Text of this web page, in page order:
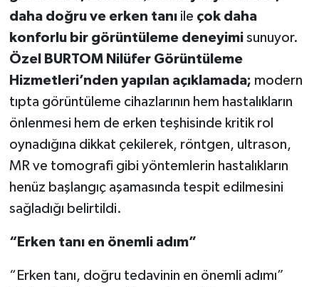
daha doğru ve erken tanı ile çok daha
konforlu bir görüntüleme deneyimisunuyor.
Özel BURTOM Nilüfer Görüntüleme
Hizmetleri’nden yapılan açıklamada; modern
tıpta görüntüleme cihazlarının hem hastalıkların
önlenmesi hem de erken teşhisinde kritik rol
oynadığına dikkat çekilerek, röntgen, ultrason,
MR ve tomografi gibi yöntemlerin hastalıkların
henüz başlangıç aşamasında tespit edilmesini
sağladığı belirtildi.
“Erken tanı en önemli adım”
“Erken tanı, doğru tedavinin en önemli adımı”